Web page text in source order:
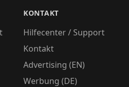
KONTAKT
Hilfecenter / Support
Kontakt
Advertising (EN)
Werbung (DE)